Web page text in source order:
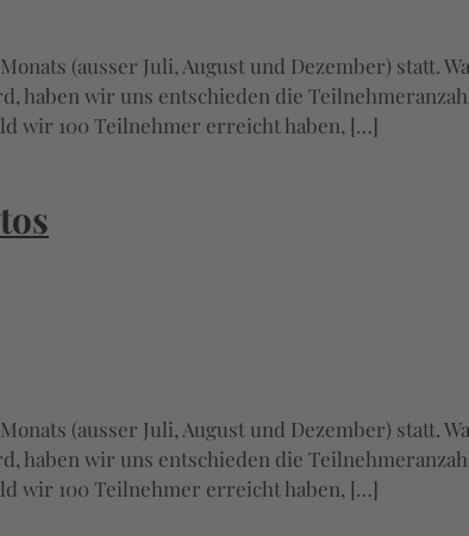
(ausser Juli, August und Dezember) statt.
haben wir uns entschieden die
wir 100 Teilnehmer erreicht haben, […]
(ausser Juli, August und Dezember) statt.
haben wir uns entschieden die
wir 100 Teilnehmer erreicht haben, […]